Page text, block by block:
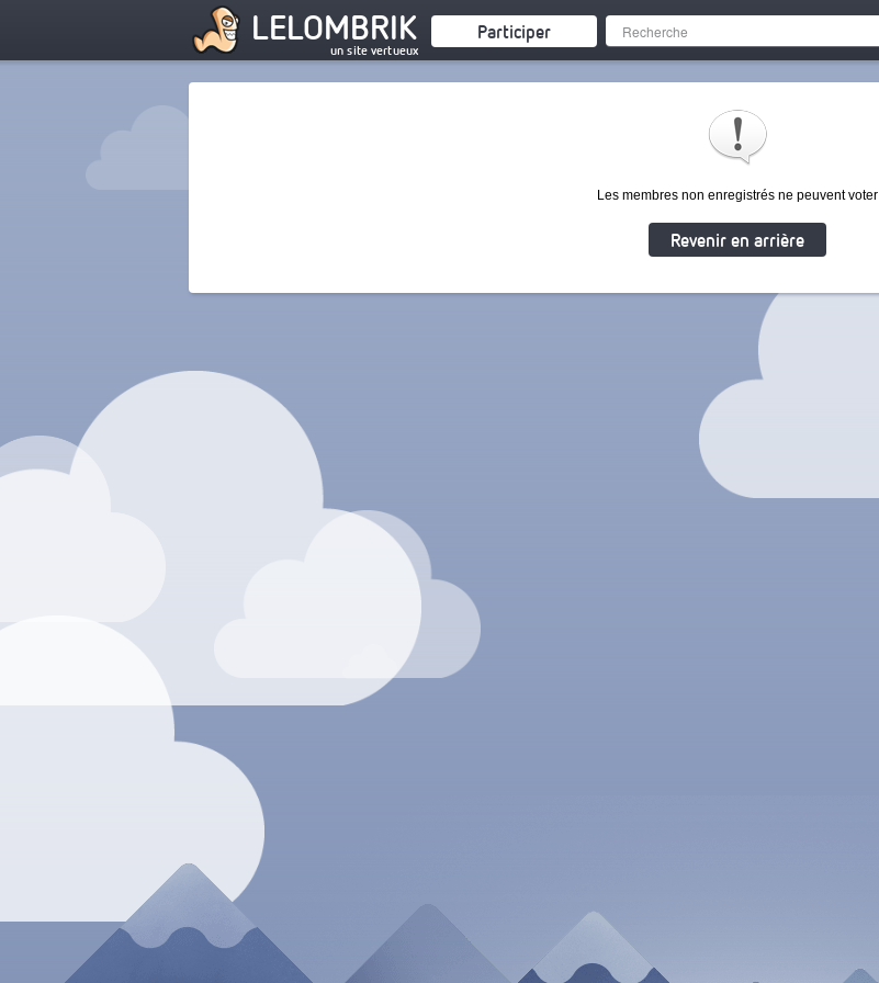
LELOMBRIK
un site vertueux
Participer
Les membres non enregistrés ne peuvent voter
Revenir en arrière